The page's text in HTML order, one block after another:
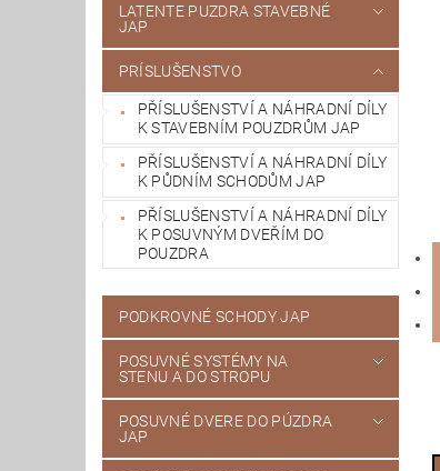
LATENTE PUZDRA STAVEBNÉ
JAP
PRÍSLUŠENSTVO
PŘÍSLUŠENSTVÍ A NÁHRADNÍ DÍLY
K STAVEBNÍM POUZDRŮM JAP
PŘÍSLUŠENSTVÍ A NÁHRADNÍ DÍLY
K PŮDNÍM SCHODŮM JAP
PŘÍSLUŠENSTVÍ A NÁHRADNÍ DÍLY
K POSUVNÝM DVEŘÍM DO
POUZDRA
PODKROVNÉ SCHODY JAP
POSUVNÉ SYSTÉMY NA
STENU A DO STROPU
POSUVNÉ DVERE DO PÚZDRA
JAP